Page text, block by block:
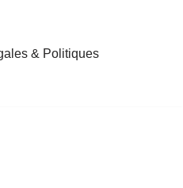
& Politiques